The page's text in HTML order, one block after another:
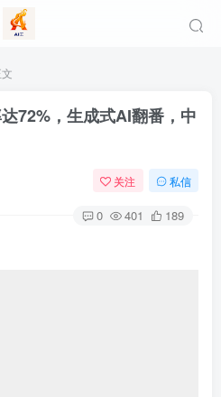
72%，生成式AI翻番，中
关注 私信
0 401 189